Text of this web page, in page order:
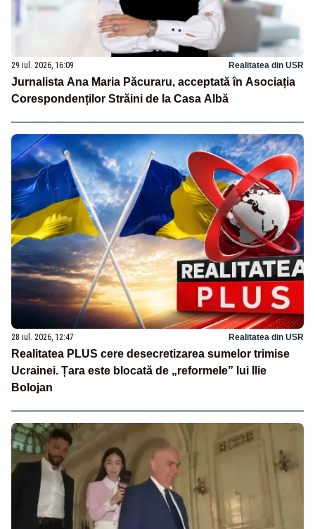
29 iul. 2026, 16:09 Realitatea din USR
Jurnalista Ana Maria Păcuraru, acceptată în Asociația
Corespondenților Străini de la Casa Albă
28 iul. 2026, 12:47 Realitatea din USR
Realitatea PLUS cere desecretizarea sumelor trimise
Ucrainei. Țara este blocată de „reformele” lui Ilie
Bolojan